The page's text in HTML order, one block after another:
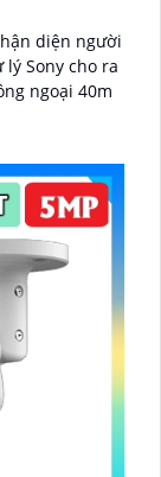
diện người
Sony cho ra